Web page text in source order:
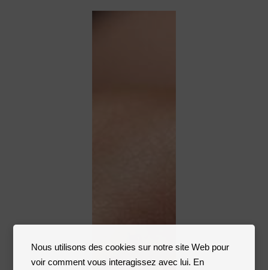
Nous utilisons des cookies sur notre site Web pour
voir comment vous interagissez avec lui. En